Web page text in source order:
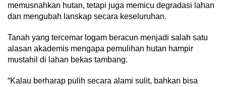
memusnahkan hutan, tetapi juga memicu degradasi lahan
dan mengubah lanskap secara keseluruhan.
Tanah yang tercemar logam beracun menjadi salah satu
alasan akademis mengapa pemulihan hutan hampir
mustahil di lahan bekas tambang.
“Kalau berharap pulih secara alami sulit, bahkan bisa